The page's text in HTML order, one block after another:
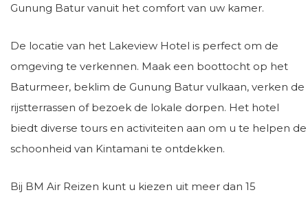
Gunung Batur vanuit het comfort van uw kamer.
De locatie van het Lakeview Hotel is perfect om de
omgeving te verkennen. Maak een boottocht op het
Baturmeer, beklim de Gunung Batur vulkaan, verken de
rijstterrassen of bezoek de lokale dorpen. Het hotel
biedt diverse tours en activiteiten aan om u te helpen de
schoonheid van Kintamani te ontdekken.
Bij BM Air Reizen kunt u kiezen uit meer dan 15